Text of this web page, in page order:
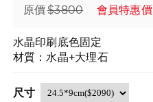
原價$3800 會員特惠價
水晶印刷底色固定
材質：水晶+大理石
尺寸